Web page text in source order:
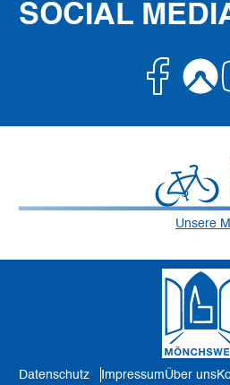
SOCIAL
Unsere
Datenschutz ImpressumÜber uns